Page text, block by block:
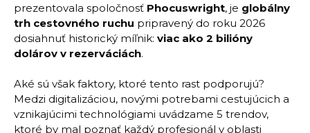
prezentovala spoločnosť Phocuswright, je globálny
trh cestovného ruchu pripravený do roku 2026
dosiahnuť historický míľnik: viac ako 2 bilióny
dolárov v rezerváciách.
Aké sú však faktory, ktoré tento rast podporujú?
Medzi digitalizáciou, novými potrebami cestujúcich a
vznikajúcimi technológiami uvádzame 5 trendov,
ktoré by mal poznať každý profesionál v oblasti